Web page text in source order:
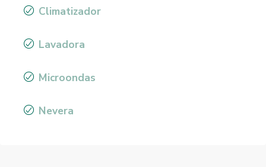
Climatizador
Lavadora
Microondas
Nevera